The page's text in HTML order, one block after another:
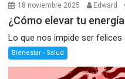
18 noviembre 2025 Edward
¿Cómo elevar tu
Lo que nos impide ser
Bienestar - Salud